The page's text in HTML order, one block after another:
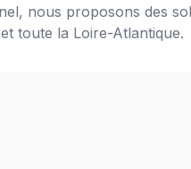
nous proposons des
et toute la Loire-Atlantique.